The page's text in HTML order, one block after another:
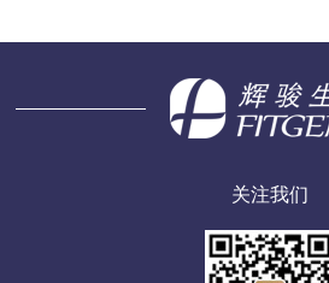
关注我们